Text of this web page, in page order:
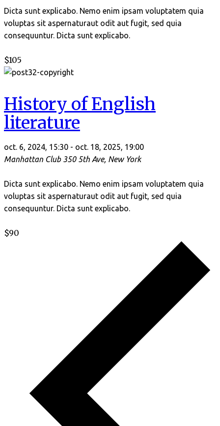
Dicta sunt explicabo. Nemo enim ipsam voluptatem quia
voluptas sit aspernaturaut odit aut fugit, sed quia
consequuntur. Dicta sunt explicabo.
$105
History of English
literature
oct. 6, 2024, 15:30 - oct. 18, 2025, 19:00
Manhattan Club 350 5th Ave, New York
Dicta sunt explicabo. Nemo enim ipsam voluptatem quia
voluptas sit aspernaturaut odit aut fugit, sed quia
consequuntur. Dicta sunt explicabo.
$90